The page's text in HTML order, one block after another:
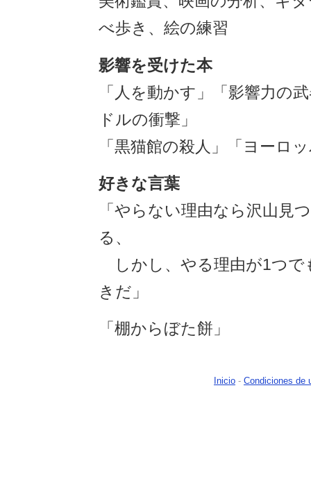
べ歩き、絵の練習
影響を受けた本
「人を動かす」「影響力の
ドルの衝撃」
「黒猫館の殺人」「ヨーロ
好きな言葉
「やらない理由なら沢山見
る、
しかし、やる理由が1つで
きだ」
「棚からぼた餅」
Inicio - Condiciones de